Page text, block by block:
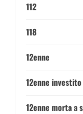
112
118
12enne
12enne investito
12enne morta a